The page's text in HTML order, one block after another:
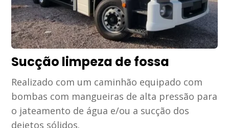
Sucção limpeza de fossa
Realizado com um caminhão equipado com
bombas com mangueiras de alta pressão para
o jateamento de água e/ou a sucção dos
dejetos sólidos.